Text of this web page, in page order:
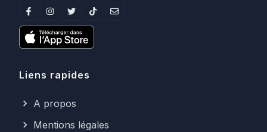
Liens rapides
A propos
Mentions légales